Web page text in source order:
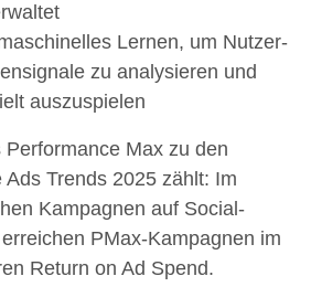
Lernen, um Nutzer-
zu analysieren und
auszuspielen
Max zu den
Trends 2025 zählt: Im
Kampagnen auf Social-
PMax-Kampagnen im
Return on Ad Spend.